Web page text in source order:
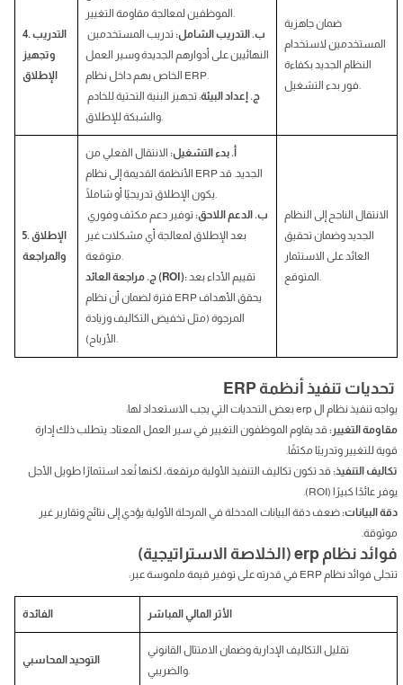
4. التدريب
وتجهيز
ب. التدريب الشامل: تدريب المستخدمين
النهائيين على أدوارهم الجديدة وسير العمل
الخاص بهم داخل نظام ERP.
ج. إعداد البيئة: تجهيز البنية التحتية للخادم
ضمان جاهزية
المستخدمين لاستخدام
النظام الجديد بكفاءة
5. الإطلاق
أ. بدء التشغيل: الانتقال الفعلي من
الأنظمة القديمة إلى نظام ERP الجديد. قد
ب. الدعم اللاحق: توفير دعم مكثف وفوري
بعد الإطلاق لمعالجة أي مشكلات غير
ج. مراجعة العائد (ROI):
فترة لضمان أن نظام ERP يحقق الأهداف
المرجوة (مثل تخفيض التكاليف وزيادة
الانتقال الناجح إلى النظام
الجديد وضمان تحقيق
العائد على الاستثمار
تحديات تنفيذ أنظمة ERP
يواجه تنفيذ نظام ال erp بعض التحديات التي يجب الاستعداد لها:
مقاومة التغيير: قد يقاوم الموظفون التغيير في سير العمل المعتاد. يتطلب ذلك إدارة
قوية للتغيير وتدريبًا مكثفًا.
تكاليف التنفيذ: قد تكون تكاليف التنفيذ الأولية مرتفعة، لكنها تُعد استثمارًا طويل الأجل
يوفر عائدًا كبيرًا (ROI).
دقة البيانات: ضعف دقة البيانات المدخلة في المرحلة الأولية يؤدي إلى نتائج وتقارير غير
موثوقة.
فوائد نظام erp (الخلاصة الاستراتيجية)
تتجلى فوائد نظام ERP في قدرته على توفير قيمة ملموسة عبر:
الفائدة الأثر المالي المباشر
التوحيد المحاسبي
تقليل التكاليف الإدارية وضمان الامتثال القانوني